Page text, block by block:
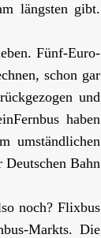
längsten gibt.
Fünf-Euro-
schon gar
und
haben
umständlichen
Bahn
noch? Flixbus
Markts. Die